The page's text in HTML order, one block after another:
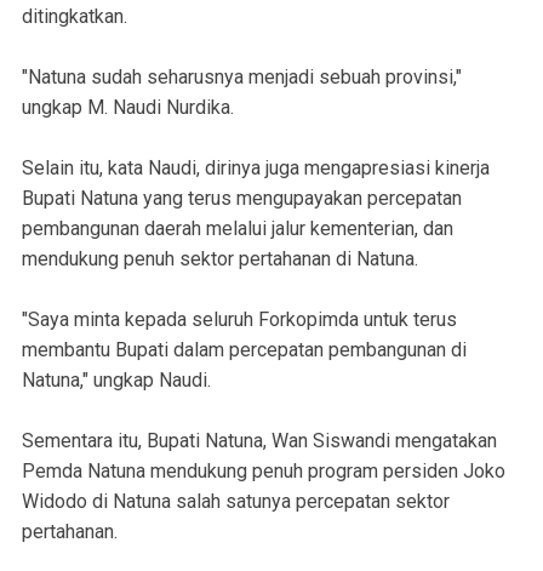
ditingkatkan.
"Natuna sudah seharusnya menjadi sebuah provinsi,"
ungkap M. Naudi Nurdika.
Selain itu, kata Naudi, dirinya juga mengapresiasi kinerja
Bupati Natuna yang terus mengupayakan percepatan
pembangunan daerah melalui jalur kementerian, dan
mendukung penuh sektor pertahanan di Natuna.
"Saya minta kepada seluruh Forkopimda untuk terus
membantu Bupati dalam percepatan pembangunan di
Natuna," ungkap Naudi.
Sementara itu, Bupati Natuna, Wan Siswandi mengatakan
Pemda Natuna mendukung penuh program persiden Joko
Widodo di Natuna salah satunya percepatan sektor
pertahanan.